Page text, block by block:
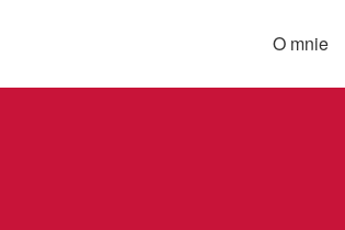
O mnie